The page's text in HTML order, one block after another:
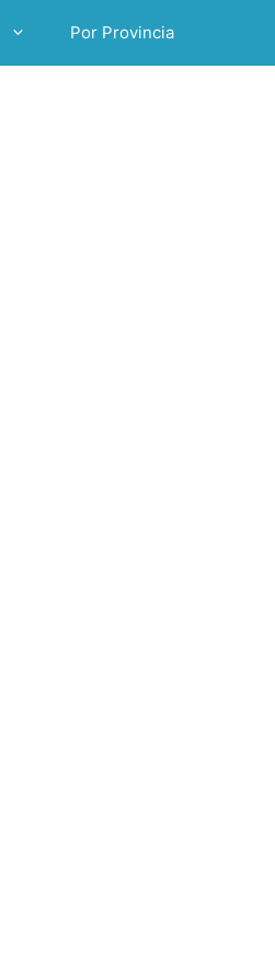
Por Provincia